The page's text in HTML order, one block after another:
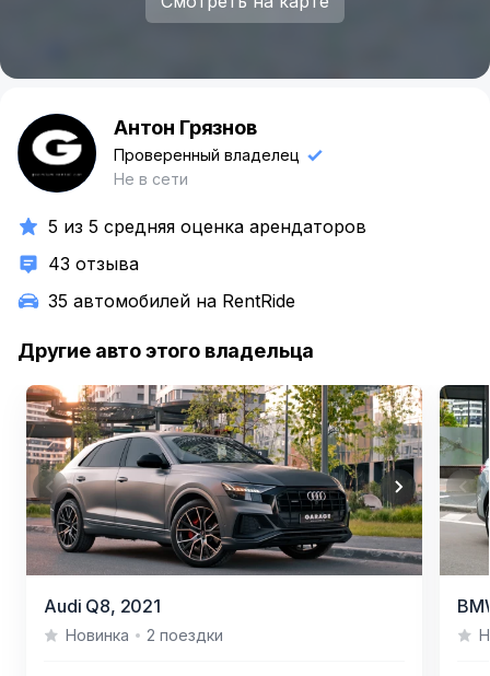
А Антон Грязнов
Проверенный владелец
Не в сети
5 из 5 средняя оценка арендаторов
43 отзыва
35 автомобилей на RentRide
Другие авто этого владельца
Audi Q8, 2021
Новинка 2 поездки